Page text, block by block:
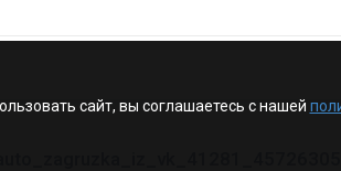
сайт, вы соглашаетесь с нашей